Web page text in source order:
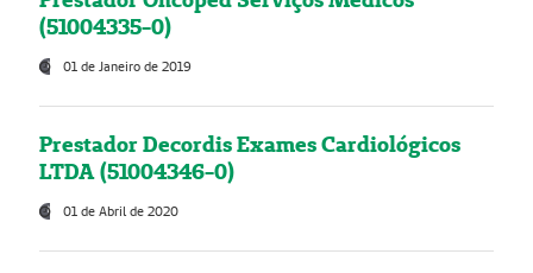
(51004335-0)
01 de Janeiro de 2019
Prestador Decordis Exames Cardiológicos
LTDA (51004346-0)
01 de Abril de 2020